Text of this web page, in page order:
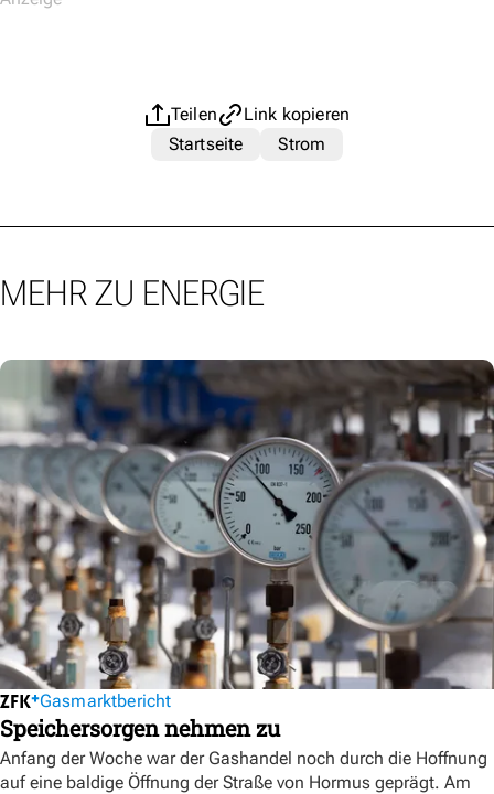
Teilen
Link kopieren
Startseite
Strom
MEHR ZU ENERGIE
Gasmarktbericht
Speichersorgen nehmen zu
Anfang der Woche war der Gashandel noch durch die Hoffnung
auf eine baldige Öffnung der Straße von Hormus geprägt. Am